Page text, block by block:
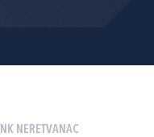
NK NERETVANAC